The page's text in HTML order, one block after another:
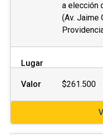
a elección
(Av. Jaime
Lugar
Valor $261.500